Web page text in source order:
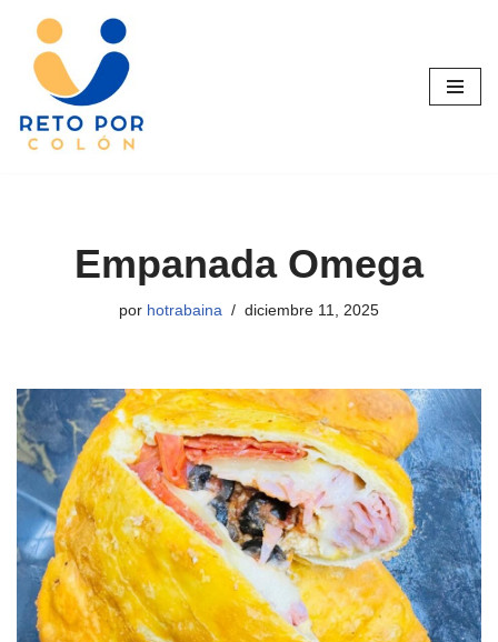
Saltar
contenido
Empanada Omega
por hotrabaina diciembre 11, 2025